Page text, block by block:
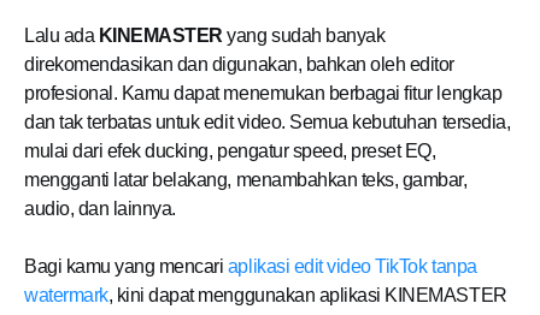
Lalu ada KINEMASTER yang sudah banyak
direkomendasikan dan digunakan, bahkan oleh editor
profesional. Kamu dapat menemukan berbagai fitur lengkap
dan tak terbatas untuk edit video. Semua kebutuhan tersedia,
mulai dari efek ducking, pengatur speed, preset EQ,
mengganti latar belakang, menambahkan teks, gambar,
audio, dan lainnya.
Bagi kamu yang mencari aplikasi edit video TikTok tanpa
watermark, kini dapat menggunakan aplikasi KINEMASTER